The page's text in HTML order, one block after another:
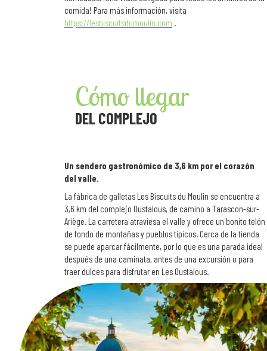
comida! Para más información, visita
https://lesbiscuitsdumoulin.com .
Cómo llegar
DEL COMPLEJO
Un sendero gastronómico de 3,6 km por el corazón
del valle.
La fábrica de galletas Les Biscuits du Moulin se encuentra a
3,6 km del complejo Oustalous, de camino a Tarascon-sur-
Ariège. La carretera atraviesa el valle y ofrece un bonito telón
de fondo de montañas y pueblos típicos. Cerca de la tienda
se puede aparcar fácilmente, por lo que es una parada ideal
después de una caminata, antes de una excursión o para
traer dulces para disfrutar en Les Oustalous.